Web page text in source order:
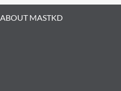
ABOUT MASTKD